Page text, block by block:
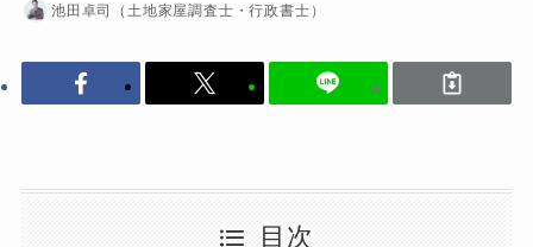
池田卓司（土地家屋調査士・行政書士）
目次